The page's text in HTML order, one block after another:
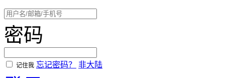
密码
记住我 忘记密码？ 非大陆